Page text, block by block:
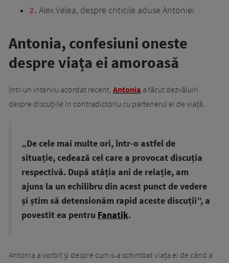
2 Alex Velea, despre criticile aduse Antoniei
Antonia, confesiuni oneste
despre viața ei amoroasă
Într-un interviu acordat recent, Antonia a făcut dezvăluiri
despre discuțiile în contradictoriu cu partenerul ei de viață.
„De cele mai multe ori, într-o astfel de
situație, cedează cel care a provocat discuția
respectivă. După atâția ani de relație, am
ajuns la un echilibru din acest punct de vedere
și știm să detensionăm rapid aceste discuții”, a
povestit ea pentru Fanatik.
Antonia a vorbit și despre cum s-a schimbat viața ei de când a